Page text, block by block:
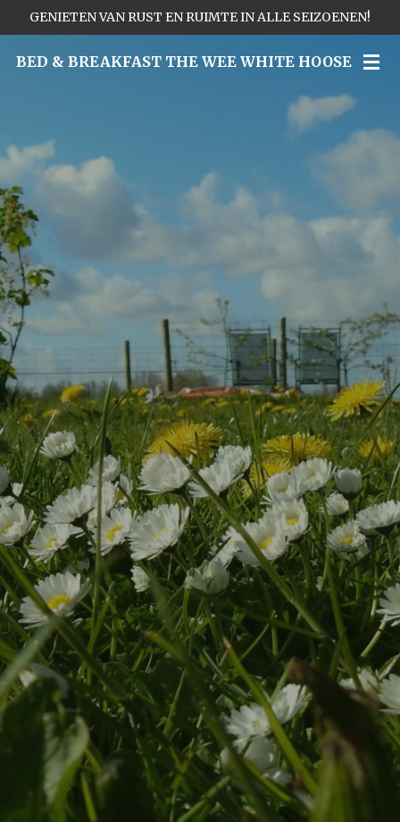
naar
BED & BREAKFAST THE WEE WHITE HOOSE
GENIETEN VAN RUST EN RUIMTE IN ALLE SEIZOENEN!